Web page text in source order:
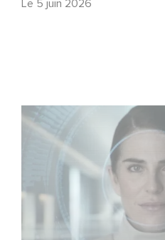
Le 5 juin 2026
La nouvelle production